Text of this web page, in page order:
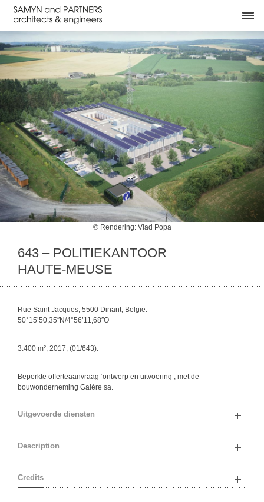
© Rendering: Vlad Popa
643 – POLITIEKANTOOR
HAUTE-MEUSE
Rue Saint Jacques, 5500 Dinant, België.
50°15’50,35″N/4°56’11,68″O
3.400 m²; 2017; (01/643).
Beperkte offerteaanvraag ‘ontwerp en uitvoering’, met de
bouwonderneming Galère sa.
Uitgevoerde diensten
Description
Credits